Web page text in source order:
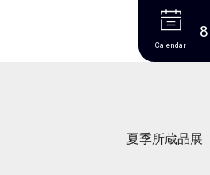
More
Calendar
8
夏季所蔵品展